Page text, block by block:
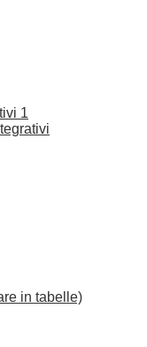
1
in tabelle)